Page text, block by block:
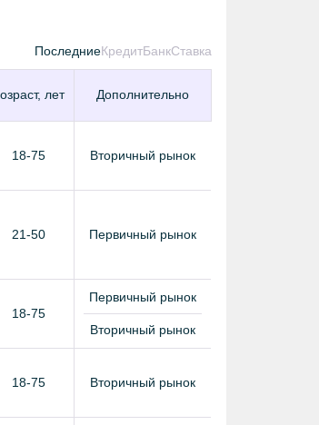
ПоследниеКредитБанкСтавка
лет Дополнительно
18-75 Вторичный рынок
21-50 Первичный рынок
18-75
Первичный рынок
Вторичный рынок
18-75 Вторичный рынок